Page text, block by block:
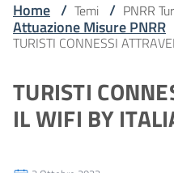
Home / Temi / PNRR
Attuazione Misure PNRR
TURISTI CONNESSI
TURISTI
IL WIFI BY